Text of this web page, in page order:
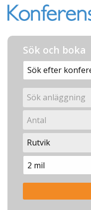
Sök och boka